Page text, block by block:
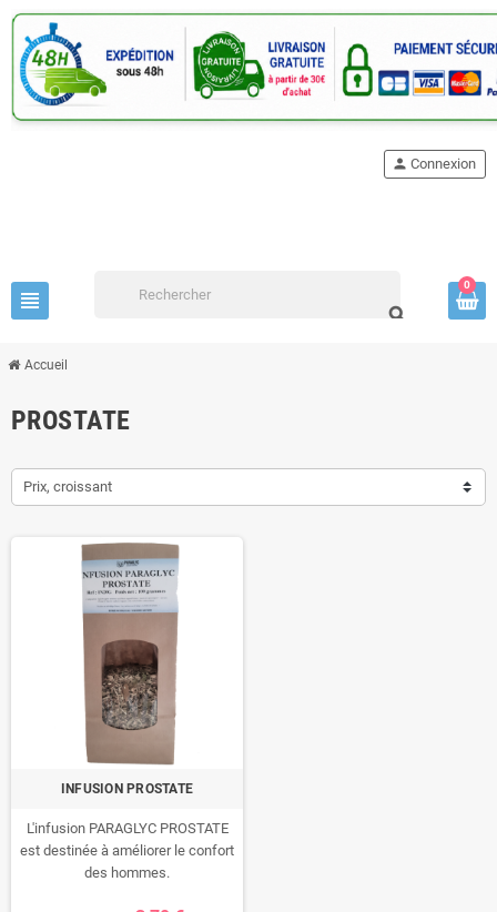
view_headline
search
person Connexion
0
Accueil
PROSTATE
Prix, croissant
INFUSION PROSTATE
L'infusion PARAGLYC PROSTATE
est destinée à améliorer le confort
des hommes.